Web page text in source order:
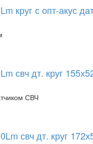
круг с опт-акус
свч дт. круг
СВЧ
свч дт. круг